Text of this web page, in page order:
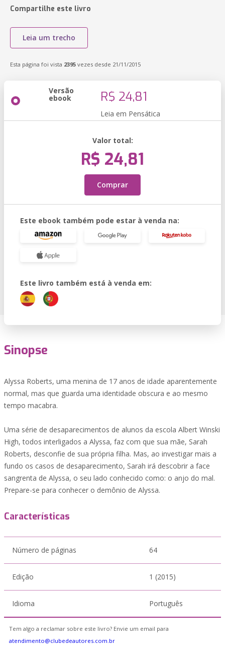
Compartilhe este livro
Leia um trecho
Esta página foi vista 2395 vezes desde 21/11/2015
Versão
ebook R$ 24,81
Leia em Pensática
Valor total:
R$ 24,81
Comprar
Este ebook também pode estar à venda na:
Este livro também está à venda em:
Sinopse
Alyssa Roberts, uma menina de 17 anos de idade aparentemente
normal, mas que guarda uma identidade obscura e ao mesmo
tempo macabra.
Uma série de desaparecimentos de alunos da escola Albert Winski
High, todos interligados a Alyssa, faz com que sua mãe, Sarah
Roberts, desconfie de sua própria filha. Mas, ao investigar mais a
fundo os casos de desaparecimento, Sarah irá descobrir a face
sangrenta de Alyssa, o seu lado conhecido como: o anjo do mal.
Prepare-se para conhecer o demônio de Alyssa.
Características
Número de páginas 64
Edição 1 (2015)
Idioma Português
Tem algo a reclamar sobre este livro? Envie um email para
atendimento@clubedeautores.com.br